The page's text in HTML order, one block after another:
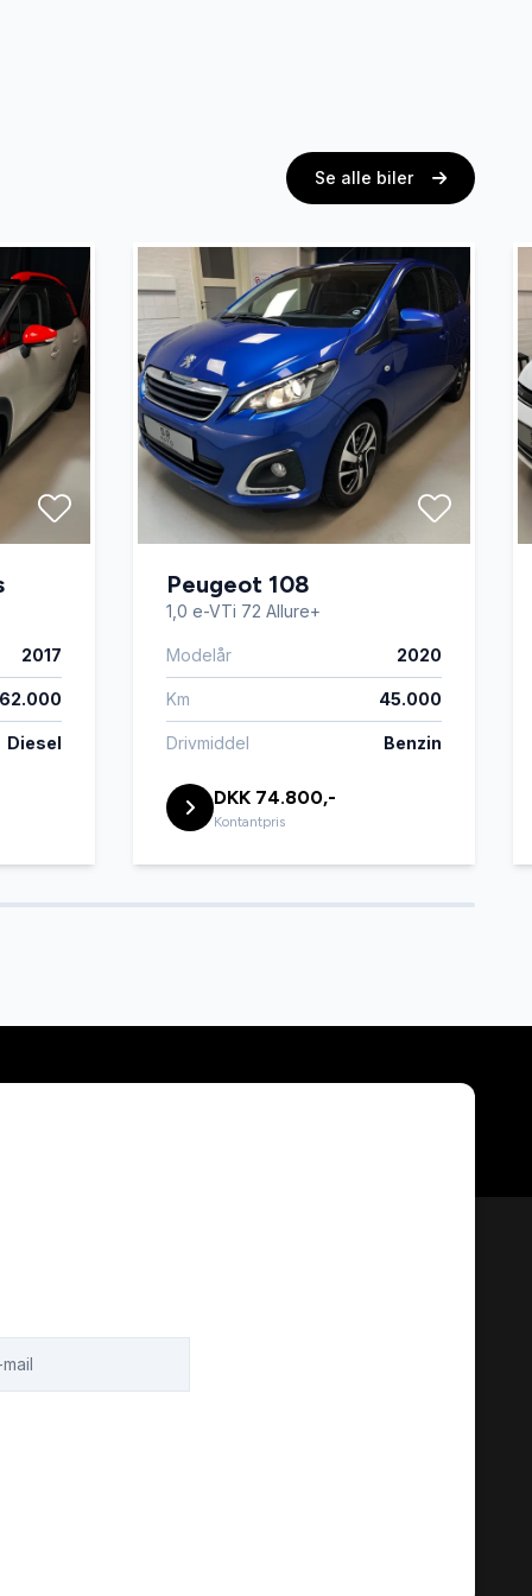
Se alle biler
2017
Diesel
Peugeot 108
1,0 e-VTi 72 Allure+
Modelår 2020
Km 45.000
Drivmiddel Benzin
DKK 74.800,-
Kontantpris